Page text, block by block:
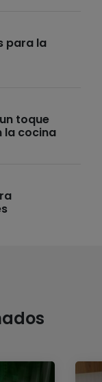
para la
toque
la cocina